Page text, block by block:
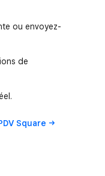
ou envoyez-
de
Square